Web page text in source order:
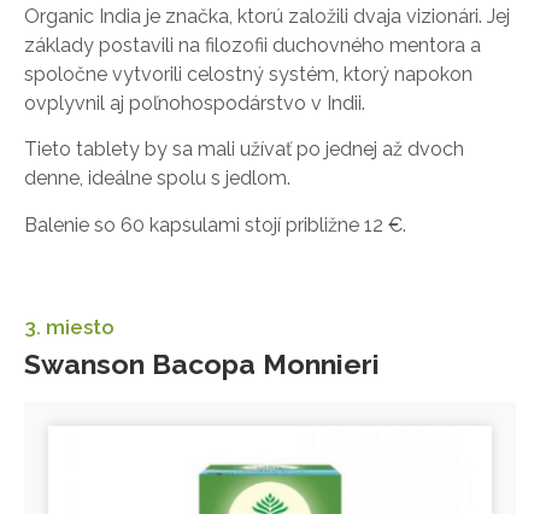
Organic India je značka, ktorú založili dvaja vizionári. Jej
základy postavili na filozofii duchovného mentora a
spoločne vytvorili celostný systém, ktorý napokon
ovplyvnil aj poľnohospodárstvo v Indii.
Tieto tablety by sa mali užívať po jednej až dvoch
denne, ideálne spolu s jedlom.
Balenie so 60 kapsulami stojí približne 12 €.
3. miesto
Swanson Bacopa Monnieri